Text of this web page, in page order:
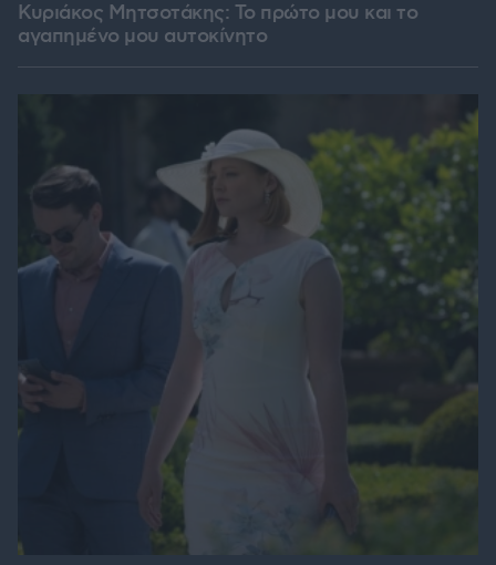
Κυριάκος Μητσοτάκης: Το πρώτο μου και το
αγαπημένο μου αυτοκίνητο